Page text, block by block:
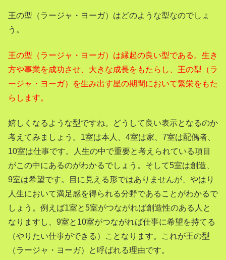
王の型（ラージャ・ヨーガ）はどのような型なのでしょ
う。
王の型（ラージャ・ヨーガ） は縁起の良い型である。生き
方や事業を成功させ、大きな成長をもたらし、 王の型（ラ
ージャ・ヨーガ）を生み出す星の期間において繁栄をもた
らします。
嬉しくなるような型ですね。どうして良い表示となるのか
考えてみましょう。1室は本人、4室は家、7室は配偶者、
10室は仕事です。人生の中で重要と考えられている項目
がこの中にあるのがわかるでしょう。そして5室は創造、
9室は希望です。目に見える形ではありませんが、やはり
人生において満足感を得られる分野であることがわかるで
しょう。例えば1室と5室がつながれば創造性のある人と
なりますし、9室と10室がつながれば仕事に希望を持てる
（やりたい仕事ができる）ことなります。これが王の型
（ラージャ・ヨーガ）と呼ばれる理由です。